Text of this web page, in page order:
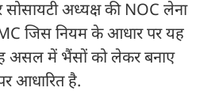
अध्यक्ष की NOC लेना
जिस नियम के आधार पर यह
वह असल में भैंसों को लेकर बनाए
आधारित है.